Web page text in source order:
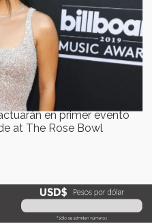
en primer evento
at The Rose Bowl